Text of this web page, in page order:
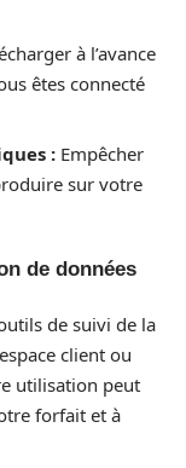
à l’avance
êtes connecté
: Empêcher
sur votre
de données
de suivi de la
client ou
utilisation peut
forfait et à